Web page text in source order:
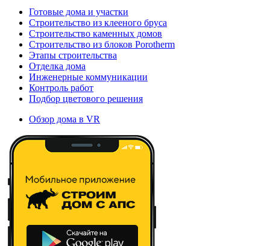
Готовые дома и участки
Строительство из клееного бруса
Строительство каменных домов
Строительство из блоков Porotherm
Этапы строительства
Отделка дома
Инженерные коммуникации
Контроль работ
Подбор цветового решения
Обзор дома в VR